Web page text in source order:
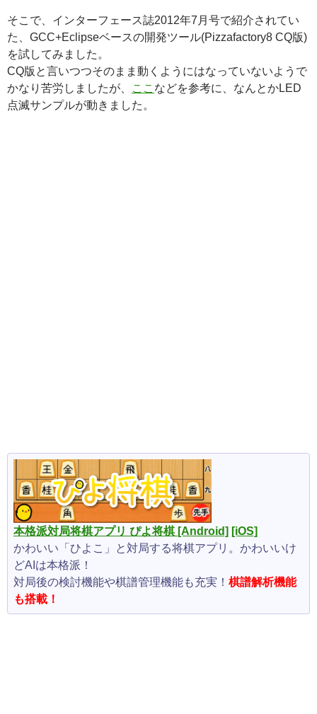
そこで、インターフェース誌2012年7月号で紹介されてい
た、GCC+Eclipseベースの開発ツール(Pizzafactory8 CQ版)
を試してみました。
CQ版と言いつつそのまま動くようにはなっていないようで
かなり苦労しましたが、
ここ などを参考に、なんとかLED
点滅サンプルが動きました。
本格派対局将棋アプリ ぴよ将棋 [Android] [iOS]
かわいい「ひよこ」と対局する将棋アプリ。かわいいけ
どAIは本格派！
対局後の検討機能や棋譜管理機能も充実！ 棋譜解析機能
も搭載！